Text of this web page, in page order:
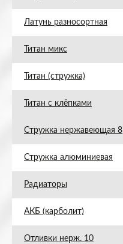
Латунь разносортная
Титан микс
Титан (стружка)
Титан с клёпками
Стружка нержавеющая 8
Стружка алюминиевая
Радиаторы
АКБ (карболит)
Отливки нерж. 10